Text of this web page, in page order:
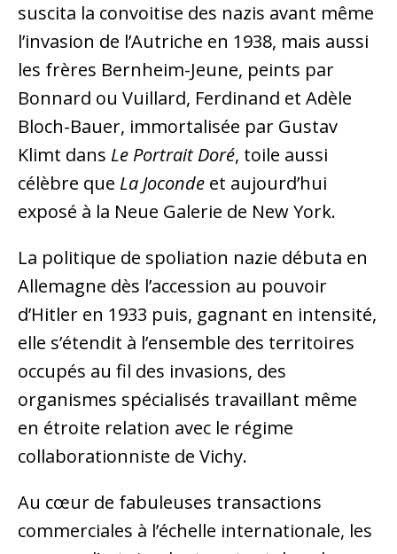
suscita la convoitise des nazis avant même
l’invasion de l’Autriche en 1938, mais aussi
les frères Bernheim-Jeune, peints par
Bonnard ou Vuillard, Ferdinand et Adèle
Bloch-Bauer, immortalisée par Gustav
Klimt dans Le Portrait Doré, toile aussi
célèbre que La Joconde et aujourd’hui
exposé à la Neue Galerie de New York.
La politique de spoliation nazie débuta en
Allemagne dès l’accession au pouvoir
d’Hitler en 1933 puis, gagnant en intensité,
elle s’étendit à l’ensemble des territoires
occupés au fil des invasions, des
organismes spécialisés travaillant même
en étroite relation avec le régime
collaborationniste de Vichy.
Au cœur de fabuleuses transactions
commerciales à l’échelle internationale, les